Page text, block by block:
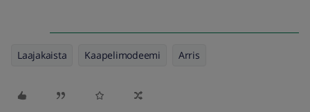
Laajakaista Kaapelimodeemi Arris